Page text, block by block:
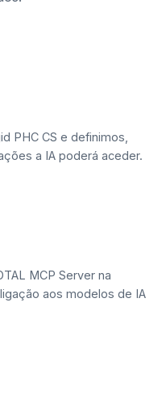
PHC CS e definimos,
a IA poderá aceder.
MCP Server na
aos modelos de IA